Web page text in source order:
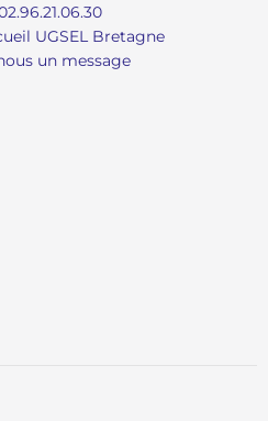
UGSEL Bretagne
un message